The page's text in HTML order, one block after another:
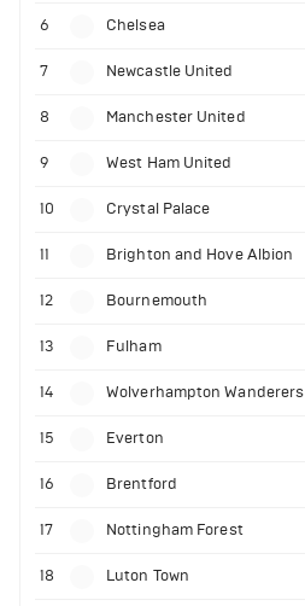
6 Chelsea
7 Newcastle United
8 Manchester United
9 West Ham United
10 Crystal Palace
11 Brighton and Hove Albion
12 Bournemouth
13 Fulham
14 Wolverhampton Wanderers
15 Everton
16 Brentford
17 Nottingham Forest
18 Luton Town